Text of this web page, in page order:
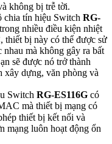
không bị trễ tời.
chia tín hiệu Switch RG-
nhiều điều kiện nhiệt
thiết bị này có thể được sử
mà không gây ra bất
sẽ được nó trở thành
xây dựng, văn phòng và
Switch RG-ES116G có
mà thiết bị mạng có
thiết bị kết nối và
mạng luôn hoạt động ổn